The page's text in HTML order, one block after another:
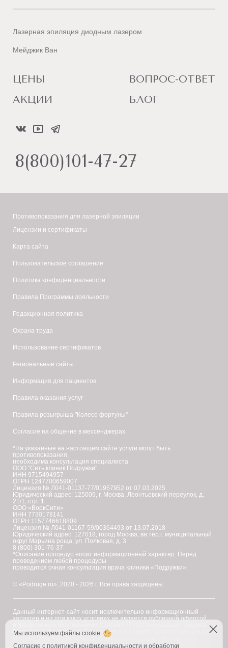
Лазерная эпиляция диодным лазером
Мейджик Ван
ЦЕНЫ
АКЦИИ
ВОПРОС-ОТВЕТ
БЛОГ
8(800)101-47-27
Противопоказания для лазерной эпиляции
Лицензии и сертификаты
Карта сайта
Пользовательское соглашение
Политика конфиденциальности
Правила Программы лояльности
Редакционная политика
Охрана труда
Использование сертификатов
Региональные сайты
Информация для пациентов
Правила оказания услуг
Правила розыгрыша "Колесо фортуны"
Согласие на общение в мессенджерах
*На указанные на настоящем сайте услуги могут быть
противопоказания,
необходима консультация специалиста
ООО "Сеть клиник Подружки"
ИНН 9715494957
ОГРН 1247700659007
Лицензия № Л041-01137-77/01957952 от 07.03.2025
Юридический адрес: 125009, г. Москва, Леонтьевский переулок, д.
21/1, стр. 1
ООО «ВоркСити»
ИНН 7730178141
ОГРН 1157746618809
Лицензия № Л041-01167-59/00364493 от 13.07.2018
Юридический адрес: 127018, город Москва, вн.тер.г. муниципальный
округ Марьина роща, ул. Полковая, д. 3
8 (800) 301-76-37
*Описание процедур носит информационный характер. Перед
проведением любой процедуры
проводится очная консультация врача клиники «Подружки».
© «Podruge.ru», 2020 - 2026 г. Все права защищены.
Данный интернет-сайт носит исключительно информационный
характер и ни при каких условиях не является публичной офертой,
Российской Федерации. Для получения подробной информации об
услугах, ценах и спецпредложениях, пожалуйста, обратитесь в
клинику "Подружки".
Мы используем файлы cookie
Согласие с политикой конфиденциальности и обработки